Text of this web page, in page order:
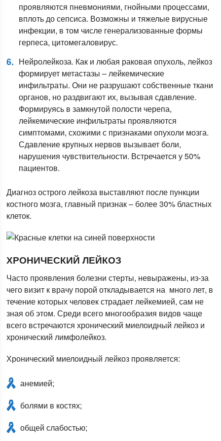
проявляются пневмониями, гнойными процессами,
вплоть до сепсиса. Возможны и тяжелые вирусные
инфекции, в том числе генерализованные формы
герпеса, цитомегаловирус.
Нейролейкоза. Как и любая раковая опухоль, лейкоз
формирует метастазы – лейкемические
инфильтраты. Они не разрушают собственные ткани
органов, но раздвигают их, вызывая сдавление.
Формируясь в замкнутой полости черепа,
лейкемические инфильтраты проявляются
симптомами, схожими с признаками опухоли мозга.
Сдавление крупных нервов вызывает боли,
нарушения чувствительности. Встречается у 50%
пациентов.
Диагноз острого лейкоза выставляют после пункции
костного мозга, главный признак – более 30% бластных
клеток.
ХРОНИЧЕСКИЙ ЛЕЙКОЗ
Часто проявления болезни стерты, невыражены, из-за
чего визит к врачу порой откладывается на много лет, в
течение которых человек страдает лейкемией, сам не
зная об этом. Среди всего многообразия видов чаще
всего встречаются хронический миелоидный лейкоз и
хронический лимфолейкоз.
Хронический миелоидный лейкоз проявляется:
анемией;
болями в костях;
общей слабостью;